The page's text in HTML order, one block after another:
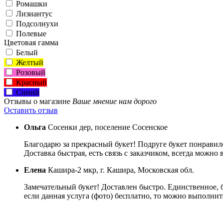
Ромашки
Лизиантус
Подсолнухи
Полевые
Цветовая гамма
Белый
Желтый
Розовый
Красный
Синий
Отзывы о магазине Ваше мнение нам дорого
Оставить отзыв
Ольга Сосенки дер, поселение Сосенское
Благодарю за прекрасный букет! Подруге букет
Доставка быстрая, есть связь с заказчиком, всегда
Елена Кашира-2 мкр, г. Кашира, Московская обл.
Замечательный букет! Доставлен быстро.
если данная услуга (фото) бесплатно, то можно